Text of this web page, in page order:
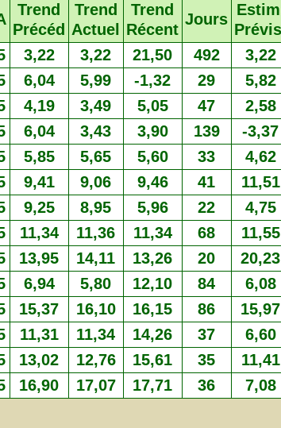
Trend
Précéd
Trend
Actuel
Trend
Récent
Jours
3,22 3,22 21,50 492 3,22
6,04 5,99 -1,32 29 5,82
4,19 3,49 5,05 47 2,58
6,04 3,43 3,90 139 -3,37
5,85 5,65 5,60 33 4,62
9,41 9,06 9,46 41 11,51
9,25 8,95 5,96 22 4,75
11,34 11,36 11,34 68 11,55
13,95 14,11 13,26 20 20,23
6,94 5,80 12,10 84 6,08
15,37 16,10 16,15 86 15,97
11,31 11,34 14,26 37 6,60
13,02 12,76 15,61 35 11,41
16,90 17,07 17,71 36 7,08